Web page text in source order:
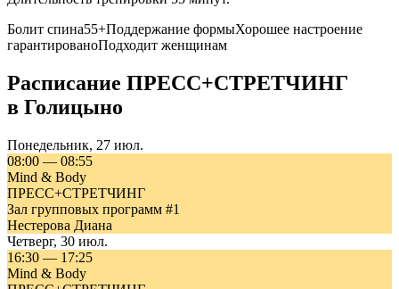
Болит спина55+Поддержание формыХорошее настроение
гарантированоПодходит женщинам
Расписание ПРЕСС+СТРЕТЧИНГ
в Голицыно
Понедельник, 27 июл.
08:00 — 08:55
Mind & Body
ПРЕСС+СТРЕТЧИНГ
Зал групповых программ #1
Нестерова Диана
Четверг, 30 июл.
16:30 — 17:25
Mind & Body